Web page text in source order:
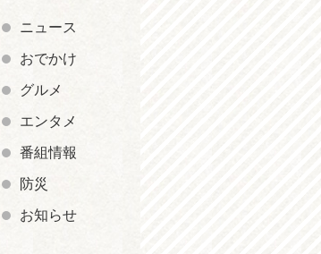
ニュース
おでかけ
グルメ
エンタメ
番組情報
防災
お知らせ